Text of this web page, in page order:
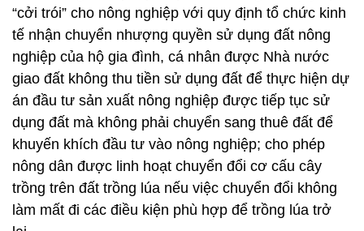
“cởi trói” cho nông nghiệp với quy định tổ chức kinh
tế nhận chuyển nhượng quyền sử dụng đất nông
nghiệp của hộ gia đình, cá nhân được Nhà nước
giao đất không thu tiền sử dụng đất để thực hiện dự
án đầu tư sản xuất nông nghiệp được tiếp tục sử
dụng đất mà không phải chuyển sang thuê đất để
khuyến khích đầu tư vào nông nghiệp; cho phép
nông dân được linh hoạt chuyển đổi cơ cấu cây
trồng trên đất trồng lúa nếu việc chuyển đổi không
làm mất đi các điều kiện phù hợp để trồng lúa trở